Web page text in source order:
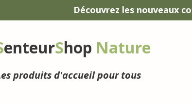
Découvrez les nouveaux
enteurShop Nature
produits d'accueil pour tous